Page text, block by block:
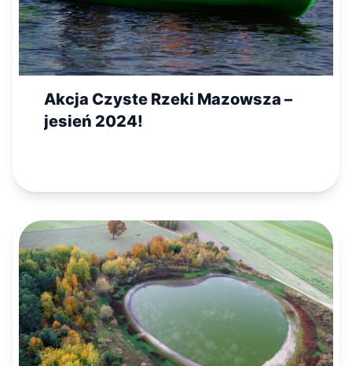
Akcja Czyste Rzeki Mazowsza –
jesień 2024!